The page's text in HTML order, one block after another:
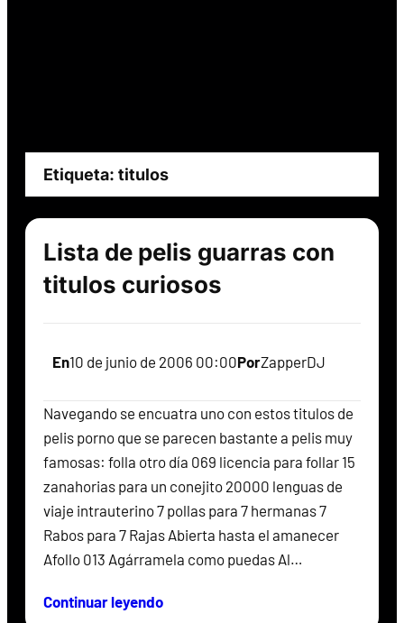
Etiqueta: titulos
Lista de pelis guarras con
titulos curiosos
En10 de junio de 2006 00:00PorZapperDJ
Navegando se encuatra uno con estos titulos de
pelis porno que se parecen bastante a pelis muy
famosas: folla otro día 069 licencia para follar 15
zanahorias para un conejito 20000 lenguas de
viaje intrauterino 7 pollas para 7 hermanas 7
Rabos para 7 Rajas Abierta hasta el amanecer
Afollo 013 Agárramela como puedas Al…
Continuar leyendo